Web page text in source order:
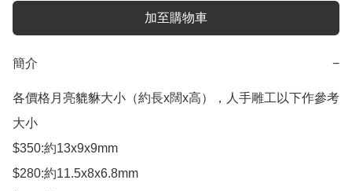
加至購物車
簡介 −
各價格月亮貔貅大小（約長x闊x高），人手雕工以下作參考
大小
$350:約13x9x9mm
$280:約11.5x8x6.8mm